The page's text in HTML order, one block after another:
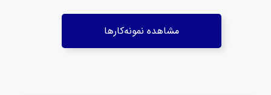
مشاهده نمونه‌کارها